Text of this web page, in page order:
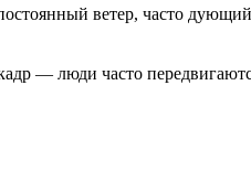
ветер, часто
— люди часто